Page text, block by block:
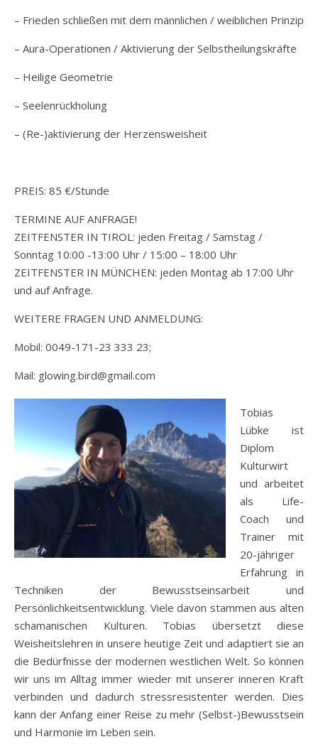
– Frieden schließen mit dem männlichen / weiblichen Prinzip
– Aura-Operationen / Aktivierung der Selbstheilungskräfte
– Heilige Geometrie
– Seelenrückholung
– (Re-)aktivierung der Herzensweisheit
PREIS: 85 €/Stunde
TERMINE AUF ANFRAGE!
ZEITFENSTER IN TIROL: jeden Freitag / Samstag /
Sonntag 10:00 -13:00 Uhr / 15:00 – 18:00 Uhr
ZEITFENSTER IN MÜNCHEN: jeden Montag ab 17:00 Uhr
und auf Anfrage.
WEITERE FRAGEN UND ANMELDUNG:
Mobil: 0049-171-23 333 23;
Mail: glowing.bird@gmail.com
Tobias
Lübke ist
Diplom
Kulturwirt
und arbeitet
als Life-
Coach und
Trainer mit
20-jähriger
Erfahrung in
Techniken der Bewusstseinsarbeit und
Persönlichkeitsentwicklung. Viele davon stammen aus alten
schamanischen Kulturen. Tobias übersetzt diese
Weisheitslehren in unsere heutige Zeit und adaptiert sie an
die Bedürfnisse der modernen westlichen Welt. So können
wir uns im Alltag immer wieder mit unserer inneren Kraft
verbinden und dadurch stressresistenter werden. Dies
kann der Anfang einer Reise zu mehr (Selbst-)Bewusstsein
und Harmonie im Leben sein.